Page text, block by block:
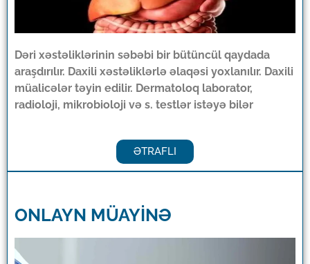
Dəri xəstəliklərinin səbəbi bir bütüncül qaydada
araşdırılır. Daxili xəstəliklərlə əlaqəsi yoxlanılır. Daxili
müalicələr təyin edilir. Dermatoloq laborator,
radioloji, mikrobioloji və s. testlər istəyə bilər
ƏTRAFLI
ONLAYN MÜAYİNƏ